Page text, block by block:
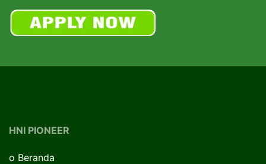
HNI PIONEER
o Beranda